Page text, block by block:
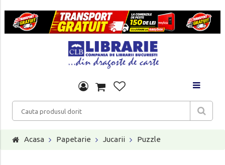
Acasa Papetarie Jucarii Puzzle